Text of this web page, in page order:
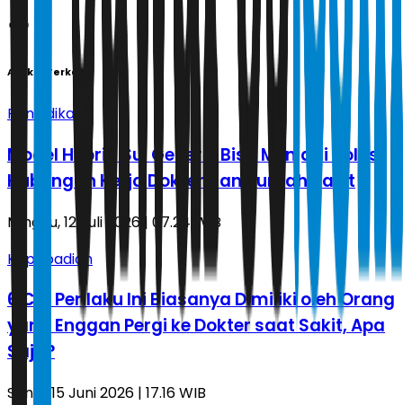
Artikel Terkait
Pendidikan
Model Hybrid Sui Generis Bisa Menjadi Solusi
Hubungan Kerja Dokter dan Rumah Sakit
Minggu, 12 Juli 2026 | 07.24 WIB
Kepribadian
6 Ciri Perilaku Ini Biasanya Dimiliki oleh Orang
yang Enggan Pergi ke Dokter saat Sakit, Apa
Saja?
Senin, 15 Juni 2026 | 17.16 WIB